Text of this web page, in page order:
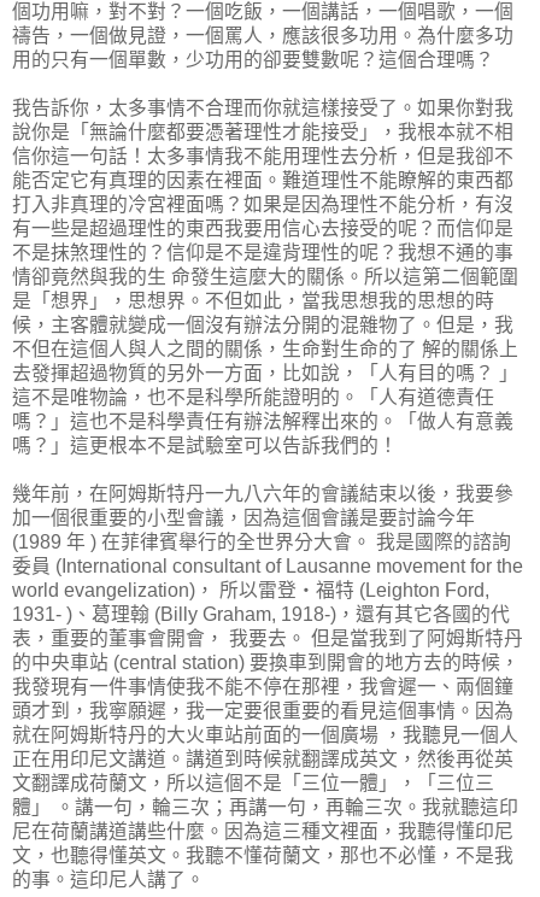
個功用嘛，對不對？一個吃飯，一個講話，一個唱歌，一個
禱告，一個做見證，一個罵人，應該很多功用。為什麼多功
用的只有一個單數，少功用的卻要雙數呢？這個合理嗎？
我告訴你，太多事情不合理而你就這樣接受了。如果你對我
說你是「無論什麼都要憑著理性才能接受」，我根本就不相
信你這一句話！太多事情我不能用理性去分析，但是我卻不
能否定它有真理的因素在裡面。難道理性不能瞭解的東西都
打入非真理的冷宮裡面嗎？如果是因為理性不能分析，有沒
有一些是超過理性的東西我要用信心去接受的呢？而信仰是
不是抹煞理性的？信仰是不是違背理性的呢？我想不通的事
情卻竟然與我的生 命發生這麼大的關係。所以這第二個範圍
是「想界」，思想界。不但如此，當我思想我的思想的時
候，主客體就變成一個沒有辦法分開的混雜物了。但是，我
不但在這個人與人之間的關係，生命對生命的了 解的關係上
去發揮超過物質的另外一方面，比如說，「人有目的嗎？ 」
這不是唯物論，也不是科學所能證明的。「人有道德責任
嗎？」這也不是科學責任有辦法解釋出來的。「做人有意義
嗎？」這更根本不是試驗室可以告訴我們的！
幾年前，在阿姆斯特丹一九八六年的會議結束以後，我要參
加一個很重要的小型會議，因為這個會議是要討論今年
(1989 年 ) 在菲律賓舉行的全世界分大會。 我是國際的諮詢
委員 (International consultant of Lausanne movement for the
world evangelization)， 所以雷登‧福特 (Leighton Ford,
1931- )、葛理翰 (Billy Graham, 1918-)，還有其它各國的代
表，重要的董事會開會， 我要去。 但是當我到了阿姆斯特丹
的中央車站 (central station) 要換車到開會的地方去的時候，
我發現有一件事情使我不能不停在那裡，我會遲一、兩個鐘
頭才到，我寧願遲，我一定要很重要的看見這個事情。因為
就在阿姆斯特丹的大火車站前面的一個廣場 ，我聽見一個人
正在用印尼文講道。講道到時候就翻譯成英文，然後再從英
文翻譯成荷蘭文，所以這個不是「三位一體」，「三位三
體」 。講一句，輪三次；再講一句，再輪三次。我就聽這印
尼在荷蘭講道講些什麼。因為這三種文裡面，我聽得懂印尼
文，也聽得懂英文。我聽不懂荷蘭文，那也不必懂，不是我
的事。這印尼人講了。